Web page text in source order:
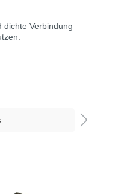
dichte Verbindung